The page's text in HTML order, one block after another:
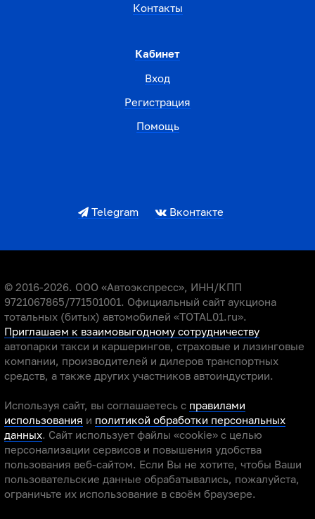
Контакты
Кабинет
Вход
Регистрация
Помощь
Telegram Вконтакте
© 2016-2026. ООО «Автоэкспресс», ИНН/КПП
9721067865/771501001. Официальный сайт аукциона
тотальных (битых) автомобилей «TOTAL01.ru».
Приглашаем к взаимовыгодному сотрудничеству
автопарки такси и каршерингов, страховые и лизинговые
компании, производителей и дилеров транспортных
средств, а также других участников автоиндустрии.
Используя сайт, вы соглашаетесь с правилами
использования и политикой обработки персональных
данных. Сайт использует файлы «cookie» с целью
персонализации сервисов и повышения удобства
пользования веб-сайтом. Если Вы не хотите, чтобы Ваши
пользовательские данные обрабатывались, пожалуйста,
ограничьте их использование в своём браузере.